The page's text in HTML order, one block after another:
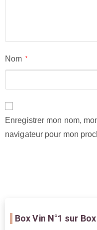
Nom *
Enregistrer mon nom,
navigateur pour mon
Box Vin N°1 sur